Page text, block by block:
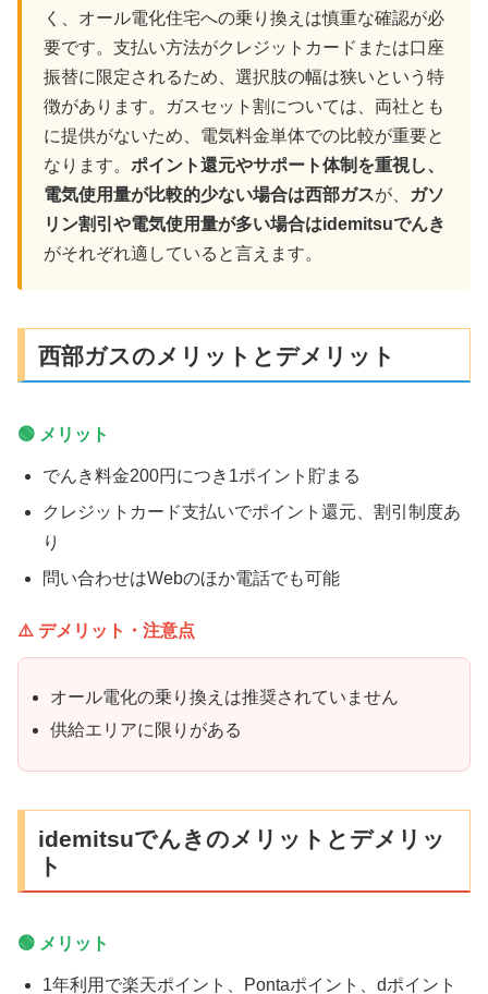
く、オール電化住宅への乗り換えは慎重な確認が必
要です。支払い方法がクレジットカードまたは口座
振替に限定されるため、選択肢の幅は狭いという特
徴があります。ガスセット割については、両社とも
に提供がないため、電気料金単体での比較が重要と
なります。 ポイント還元やサポート体制を重視し、
電気使用量が比較的少ない場合は西部ガスが、
ガソ
リン割引や電気使用量が多い場合はidemitsuでんき
がそれぞれ適していると言えます。
西部ガスのメリットとデメリット
🟢 メリット
でんき料金200円につき1ポイント貯まる
クレジットカード支払いでポイント還元、割引制度あ
り
問い合わせはWebのほか電話でも可能
⚠️ デメリット・注意点
オール電化の乗り換えは推奨されていません
供給エリアに限りがある
idemitsuでんきのメリットとデメリッ
ト
🟢 メリット
1年利用で楽天ポイント、Pontaポイント、dポイント